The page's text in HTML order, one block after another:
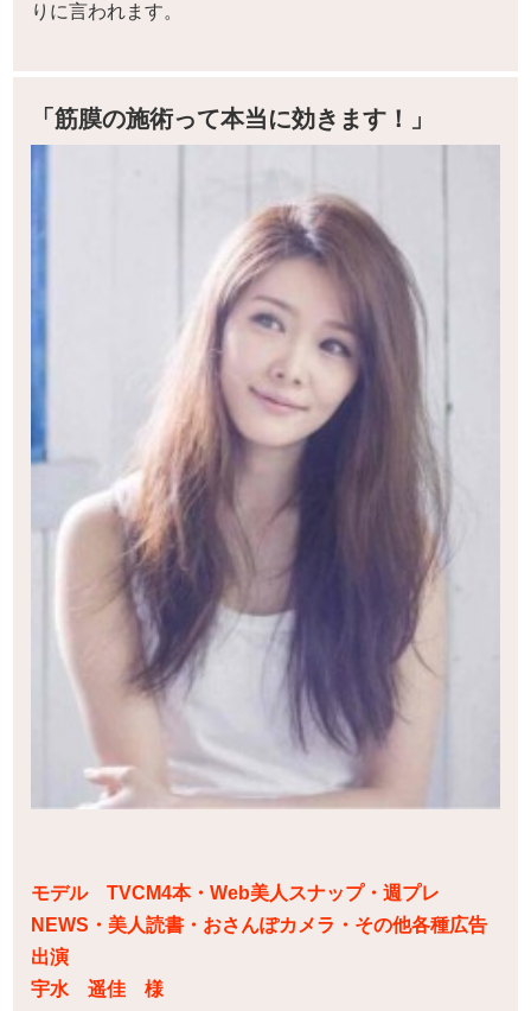
りに言われます。
「筋膜の施術って本当に効きます！」
モデル TVCM4本・Web美人スナップ・週プレ
NEWS・美人読書・おさんぽカメラ・その他各種広告
出演
宇水 遥佳 様